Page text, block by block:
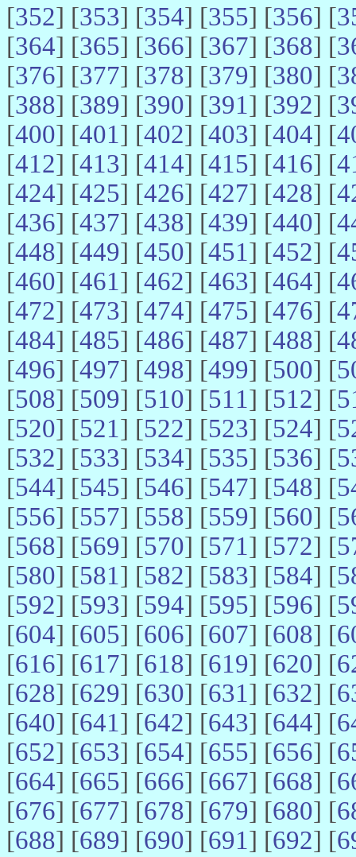
[352] [353] [354] [355] [356] [
[364] [365] [366] [367] [368] [
[376] [377] [378] [379] [380] [
[388] [389] [390] [391] [392] [
[400] [401] [402] [403] [404] [
[412] [413] [414] [415] [416] [
[424] [425] [426] [427] [428] [
[436] [437] [438] [439] [440] [
[448] [449] [450] [451] [452] [
[460] [461] [462] [463] [464] [
[472] [473] [474] [475] [476] [
[484] [485] [486] [487] [488] [
[496] [497] [498] [499] [500] [
[508] [509] [510] [511] [512] [
[520] [521] [522] [523] [524] [
[532] [533] [534] [535] [536] [
[544] [545] [546] [547] [548] [
[556] [557] [558] [559] [560] [
[568] [569] [570] [571] [572] [
[580] [581] [582] [583] [584] [
[592] [593] [594] [595] [596] [
[604] [605] [606] [607] [608] [
[616] [617] [618] [619] [620] [
[628] [629] [630] [631] [632] [
[640] [641] [642] [643] [644] [
[652] [653] [654] [655] [656] [
[664] [665] [666] [667] [668] [
[676] [677] [678] [679] [680] [
[688] [689] [690] [691] [692] [